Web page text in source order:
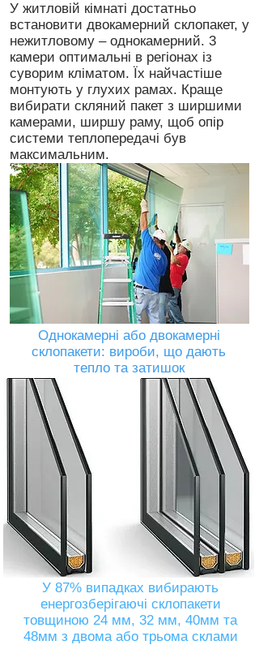
У житловій кімнаті достатньо
встановити двокамерний склопакет, у
нежитловому – однокамерний. 3
камери оптимальні в регіонах із
суворим кліматом. Їх найчастіше
монтують у глухих рамах. Краще
вибирати скляний пакет з ширшими
камерами, ширшу раму, щоб опір
системи теплопередачі був
максимальним.
Однокамерні або двокамерні
склопакети: вироби, що дають
тепло та затишок
У 87% випадках вибирають
енергозберігаючі склопакети
товщиною 24 мм, 32 мм, 40мм та
48мм з двома або трьома склами